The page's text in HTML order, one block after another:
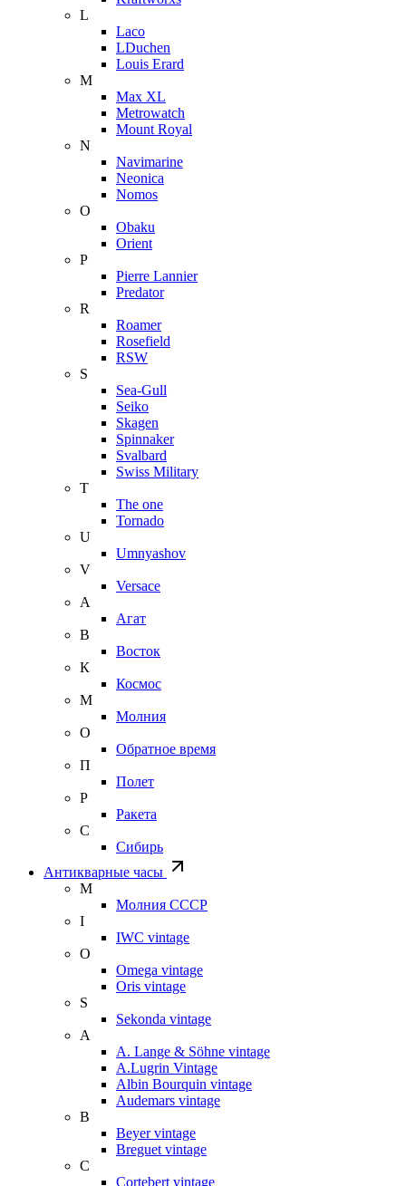
L
Laco
LDuchen
Louis Erard
M
Max XL
Metrowatch
Mount Royal
N
Navimarine
Neonica
Nomos
O
Obaku
Orient
P
Pierre Lannier
Predator
R
Roamer
Rosefield
RSW
S
Sea-Gull
Seiko
Skagen
Spinnaker
Svalbard
Swiss Military
T
The one
Tornado
U
Umnyashov
V
Versace
А
Агат
В
Восток
К
Космос
М
Молния
О
Обратное время
П
Полет
Р
Ракета
С
Сибирь
Антикварные часы
М
Молния СССР
I
IWC vintage
O
Omega vintage
Oris vintage
S
Sekonda vintage
A
A. Lange & Söhne vintage
A.Lugrin Vintage
Albin Bourquin vintage
Audemars vintage
B
Beyer vintage
Breguet vintage
C
Cortebert vintage